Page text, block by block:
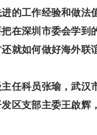
的工作经验和做法
在深圳市委会学到
就如何做好海外联
科员张瑜，武汉
区支部主委王啟辉